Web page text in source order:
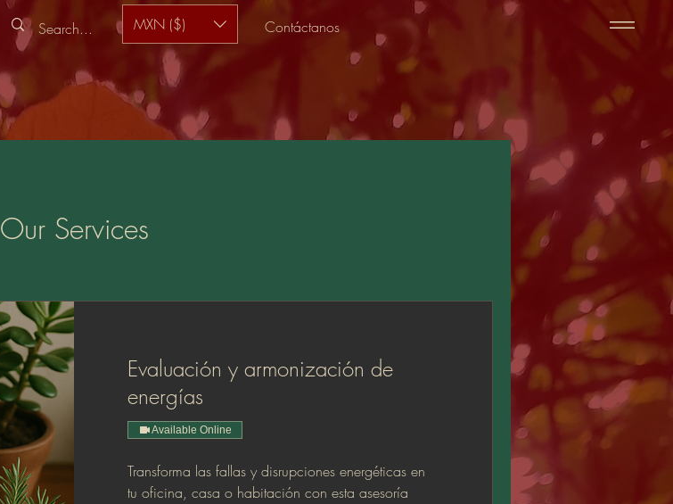
Contáctanos
MXN ($)
Our Services
Evaluación y armonización de
energías
Available Online
Transforma las fallas y disrupciones energéticas en
tu oficina, casa o habitación con esta asesoría